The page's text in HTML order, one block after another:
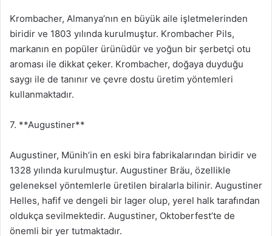
Krombacher, Almanya’nın en büyük aile işletmelerinden
biridir ve 1803 yılında kurulmuştur. Krombacher Pils,
markanın en popüler ürünüdür ve yoğun bir şerbetçi otu
aroması ile dikkat çeker. Krombacher, doğaya duyduğu
saygı ile de tanınır ve çevre dostu üretim yöntemleri
kullanmaktadır.
7. **Augustiner**
Augustiner, Münih’in en eski bira fabrikalarından biridir ve
1328 yılında kurulmuştur. Augustiner Bräu, özellikle
geleneksel yöntemlerle üretilen biralarla bilinir. Augustiner
Helles, hafif ve dengeli bir lager olup, yerel halk tarafından
oldukça sevilmektedir. Augustiner, Oktoberfest’te de
önemli bir yer tutmaktadır.